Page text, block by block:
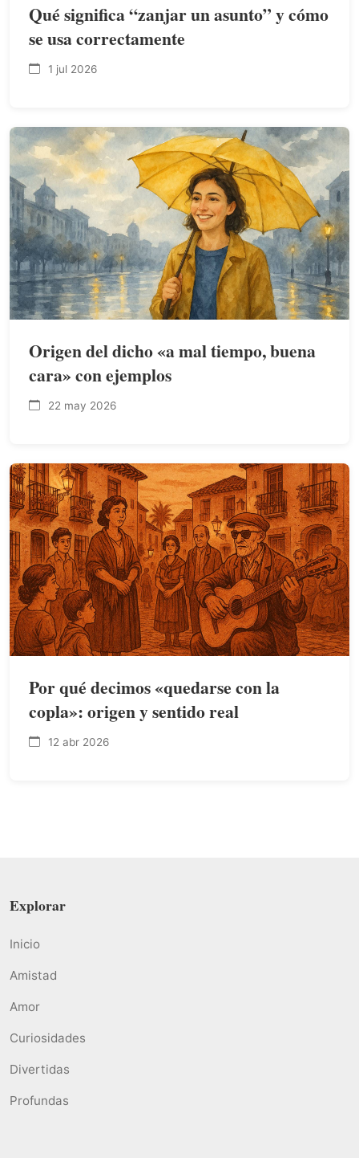
Qué significa “zanjar un asunto” y cómo
se usa correctamente
1 jul 2026
Origen del dicho «a mal tiempo, buena
cara» con ejemplos
22 may 2026
Por qué decimos «quedarse con la
copla»: origen y sentido real
12 abr 2026
Explorar
Inicio
Amistad
Amor
Curiosidades
Divertidas
Profundas